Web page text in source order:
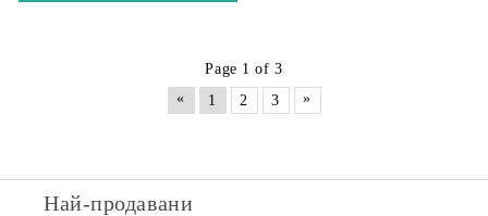
Page 1 of 3
«
1 2 3 »
Най-продавани